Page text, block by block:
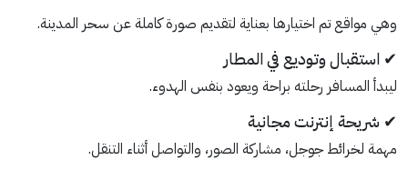
وهي مواقع تم اختيارها بعناية لتقديم صورة كاملة عن سحر المدينة.
✔ استقبال وتوديع في المطار
ليبدأ المسافر رحلته براحة ويعود بنفس الهدوء.
✔ شريحة إنترنت مجانية
مهمة لخرائط جوجل، مشاركة الصور، والتواصل أثناء التنقل.